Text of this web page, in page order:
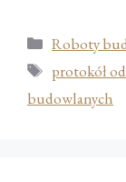
Kategorie
Roboty
Tagi
protokół
budowlanych